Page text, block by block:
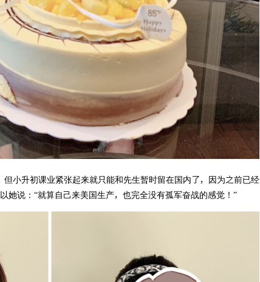
小升初课业紧张起来就只能和先生暂时留在国内了，因为之前已经
她说：“就算自己来美国生产，也完全没有孤军奋战的感觉！”